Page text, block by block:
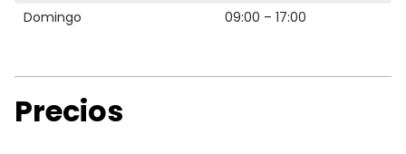
Domingo
09:00 – 17:00
Precios